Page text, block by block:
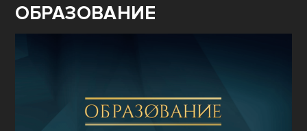
ОБРАЗОВАНИЕ